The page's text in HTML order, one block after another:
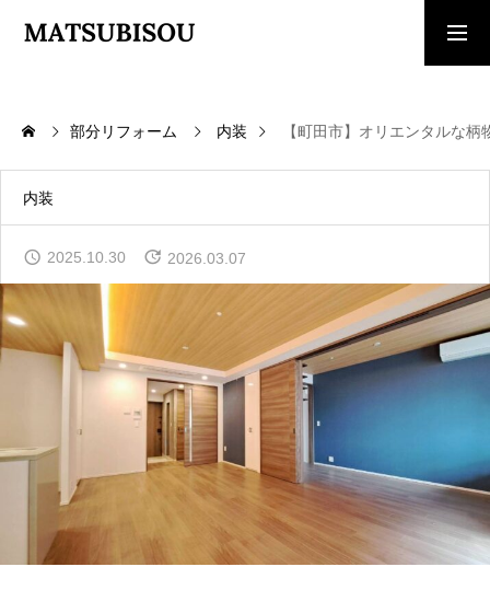
トップページ
WORKS
COMPANY
会社概要
CONTACT
お問い合わせ
NEWS
最新情報
部分リフォーム 内装 【町田市】オリエンタルな
内装
2025.10.30 2026.03.07